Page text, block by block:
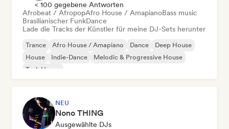
< 100 gegebene Antworten
Afrobeat / AfropopAfro House / AmapianoBass music
Brasilianischer FunkDance
Lade die Tracks der Künstler für meine DJ-Sets herunter
Trance Afro House / Amapiano Dance
Deep House
House
Indie-Dance
Melodic & Progressive House
Tech House
NEU
Nono THING
Ausgewählte DJs